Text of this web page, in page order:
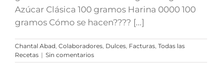
Azúcar Clásica 100 gramos Harina 0000 100
gramos Cómo se hacen???? [...]
Chantal Abad Colaboradores Dulces Facturas Todas las
Recetas | Sin comentarios